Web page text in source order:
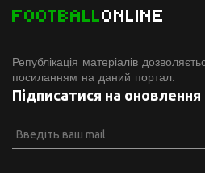
FOOTBALLONLINE
Републікація матеріалів
посиланням на даний портал.
Підписатися на оновлення